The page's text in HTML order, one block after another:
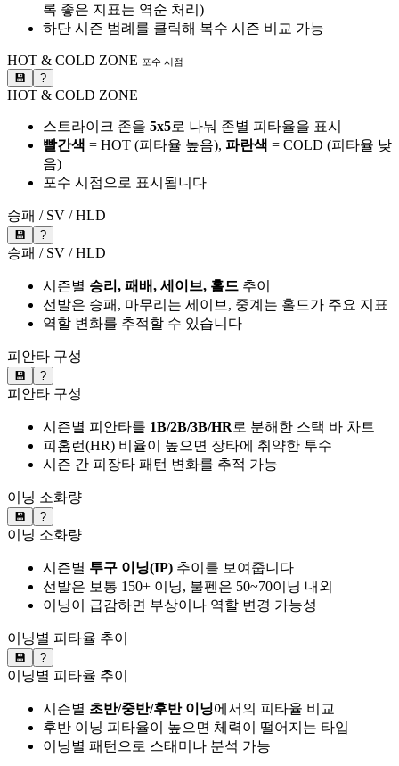
록 좋은 지표는 역순 처리)
하단 시즌 범례를 클릭해 복수 시즌 비교 가능
HOT & COLD ZONE 포수 시점
💾 ?
HOT & COLD ZONE
스트라이크 존을 5x5로 나눠 존별 피타율을 표시
빨간색 = HOT (피타율 높음), 파란색 = COLD (피타율 낮
음)
포수 시점으로 표시됩니다
승패 / SV / HLD
💾 ?
승패 / SV / HLD
시즌별 승리, 패배, 세이브, 홀드 추이
선발은 승패, 마무리는 세이브, 중계는 홀드가 주요 지표
역할 변화를 추적할 수 있습니다
피안타 구성
💾 ?
피안타 구성
시즌별 피안타를 1B/2B/3B/HR로 분해한 스택 바 차트
피홈런(HR) 비율이 높으면 장타에 취약한 투수
시즌 간 피장타 패턴 변화를 추적 가능
이닝 소화량
💾 ?
이닝 소화량
시즌별 투구 이닝(IP) 추이를 보여줍니다
선발은 보통 150+ 이닝, 불펜은 50~70이닝 내외
이닝이 급감하면 부상이나 역할 변경 가능성
이닝별 피타율 추이
💾 ?
이닝별 피타율 추이
시즌별 초반/중반/후반 이닝에서의 피타율 비교
후반 이닝 피타율이 높으면 체력이 떨어지는 타입
이닝별 패턴으로 스태미나 분석 가능